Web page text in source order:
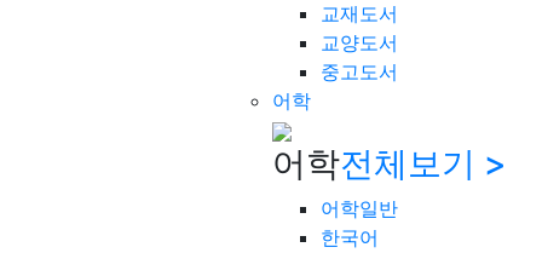
교재도서
교양도서
중고도서
어학
어학전체보기 >
어학일반
한국어